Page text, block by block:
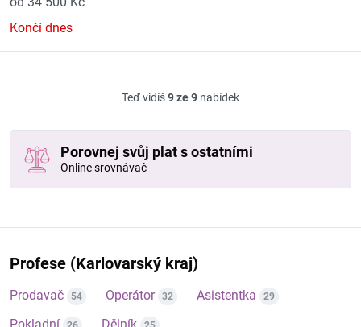
Končí dnes
Teď vidíš9 ze 9 nabídek
Porovnej svůj plat s ostatními
Online srovnávač
Profese (Karlovarský kraj)
Prodavač 54 Operátor 32 Asistentka 29